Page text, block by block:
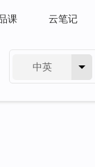
课 云笔记
中英